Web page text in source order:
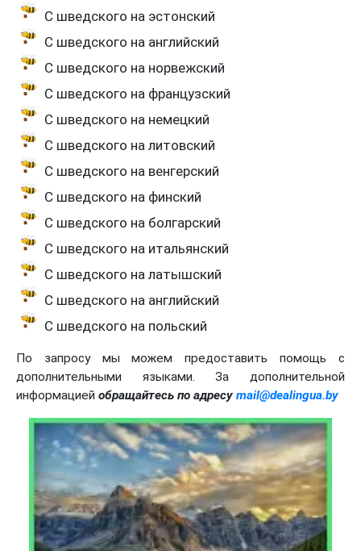
С шведского на эстонский
С шведского на английский
С шведского на норвежский
С шведского на французский
С шведского на немецкий
С шведского на литовский
С шведского на венгерский
С шведского на финский
С шведского на болгарский
С шведского на итальянский
С шведского на латышский
С шведского на английский
С шведского на польский
По запросу мы можем предоставить помощь с
дополнительными языками. За дополнительной
информацией обращайтесь по адресу mail@dealingua.by